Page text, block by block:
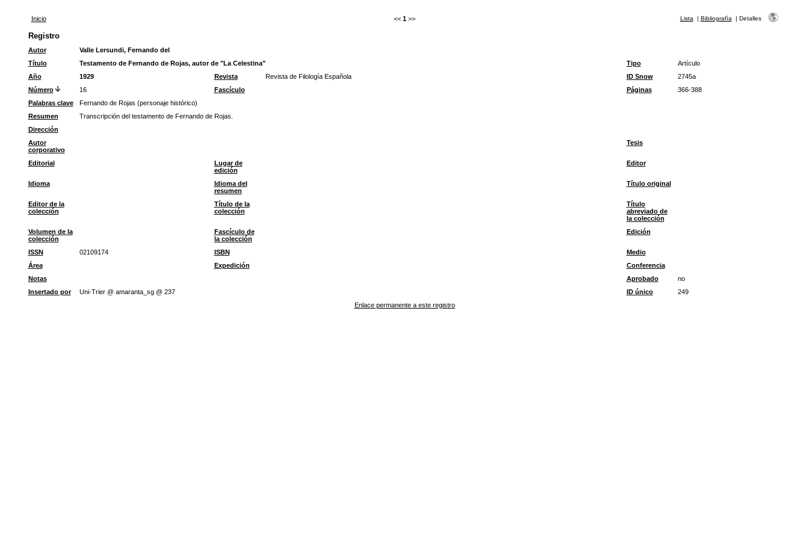
Inicio << 1 >> Lista | Bibliografía | Detalles
Registro
Autor
Valle Lersundi, Fernando del
Título
Testamento de Fernando de Rojas, autor de "La Celestina" Tipo
Artículo
Año
1929 Revista Revista de Filología Española ID Snow
2745a
Número
16 Fascículo Páginas
366-388
Palabras clave
Fernando de Rojas (personaje histórico)
Resumen
Transcripción del testamento de Fernando de Rojas.
Dirección
Autor
corporativo
Tesis
Editorial
Lugar de
edición
Editor
Idioma
Idioma del
resumen
Título original
Editor de la
colección
Título de la
colección
Título
abreviado de
la colección
Volumen de la
colección
Fascículo de
la colección
Edición
ISSN 02109174 ISBN
Medio
Área
Expedición
Conferencia
Notas
Aprobado
no
Insertado por
Uni-Trier @ amaranta_sg @ 237 ID único
249
Enlace permanente a este registro